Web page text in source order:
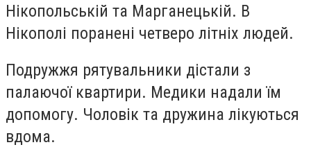
Нікопольській та Марганецькій. В
Нікополі поранені четверо літніх людей.
Подружжя рятувальники дістали з
палаючої квартири. Медики надали їм
допомогу. Чоловік та дружина лікуються
вдома.